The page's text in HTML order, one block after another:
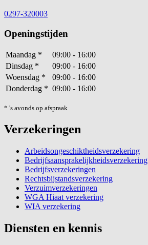
0297-320003
Openingstijden
Maandag *
09:00 - 16:00
Dinsdag *
09:00 - 16:00
Woensdag *
09:00 - 16:00
Donderdag * 09:00 - 16:00
* 's avonds op afspraak
Verzekeringen
Arbeidsongeschiktheidsverzekering
Bedrijfsaansprakelijkheidsverzekering
Bedrijfsverzekeringen
Rechtsbijstandsverzekering
Verzuimverzekeringen
WGA Hiaat verzekering
WIA verzekering
Diensten en kennis